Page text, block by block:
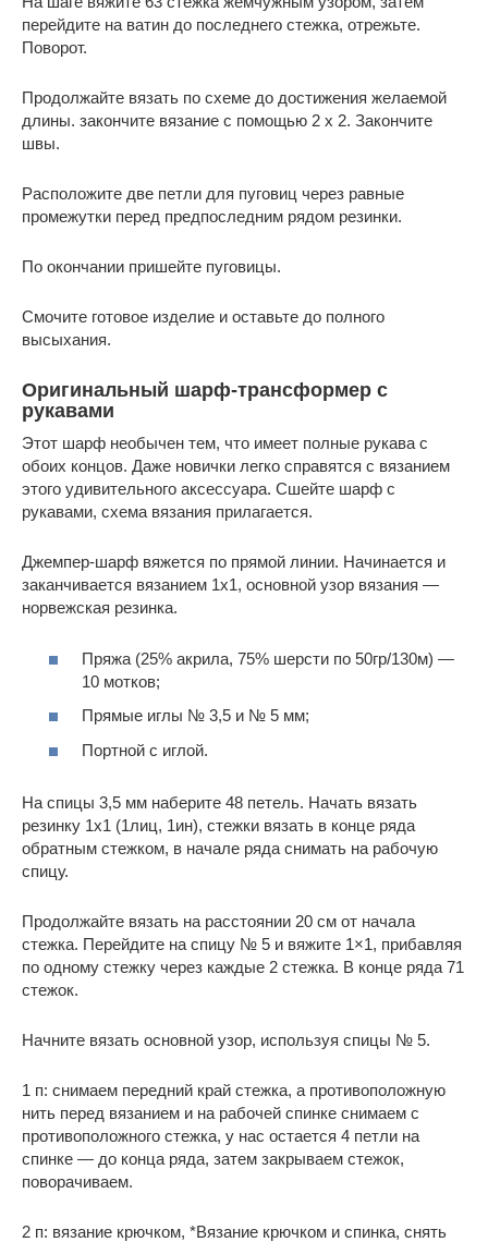
перейдите на ватин до последнего стежка, отрежьте.
Поворот.
Продолжайте вязать по схеме до достижения желаемой
длины. закончите вязание с помощью 2 х 2. Закончите
швы.
Расположите две петли для пуговиц через равные
промежутки перед предпоследним рядом резинки.
По окончании пришейте пуговицы.
Смочите готовое изделие и оставьте до полного
высыхания.
Оригинальный шарф-трансформер с
рукавами
Этот шарф необычен тем, что имеет полные рукава с
обоих концов. Даже новички легко справятся с вязанием
этого удивительного аксессуара. Сшейте шарф с
рукавами, схема вязания прилагается.
Джемпер-шарф вяжется по прямой линии. Начинается и
заканчивается вязанием 1х1, основной узор вязания —
норвежская резинка.
Пряжа (25% акрила, 75% шерсти по 50гр/130м) —
10 мотков;
Прямые иглы № 3,5 и № 5 мм;
Портной с иглой.
На спицы 3,5 мм наберите 48 петель. Начать вязать
резинку 1х1 (1лиц, 1ин), стежки вязать в конце ряда
обратным стежком, в начале ряда снимать на рабочую
спицу.
Продолжайте вязать на расстоянии 20 см от начала
стежка. Перейдите на спицу № 5 и вяжите 1×1, прибавляя
по одному стежку через каждые 2 стежка. В конце ряда 71
стежок.
Начните вязать основной узор, используя спицы № 5.
1 п: снимаем передний край стежка, а противоположную
нить перед вязанием и на рабочей спинке снимаем с
противоположного стежка, у нас остается 4 петли на
спинке — до конца ряда, затем закрываем стежок,
поворачиваем.
2 п: вязание крючком, *Вязание крючком и спинка, снять